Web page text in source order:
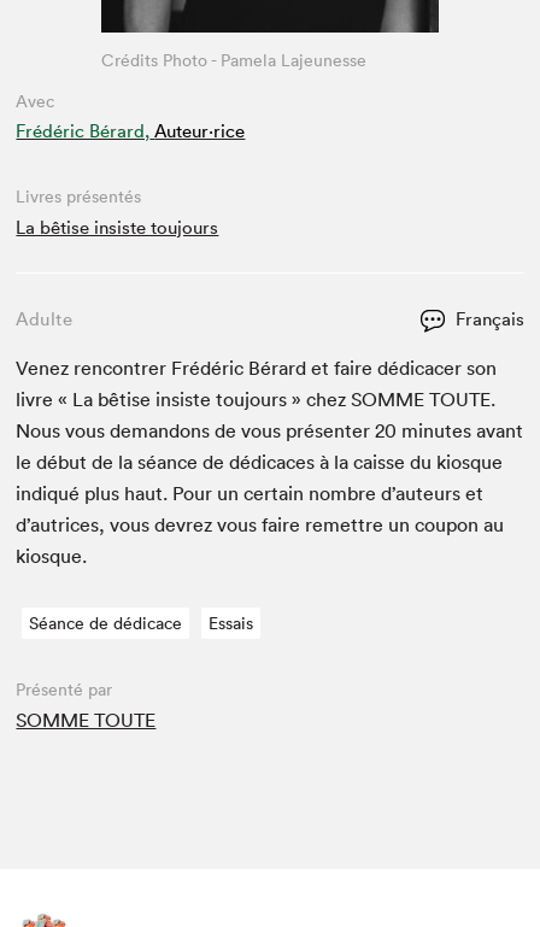
Avec
Frédéric Bérard, Auteur·rice
Crédits Photo - Pamela Lajeunesse
Livres présentés
La bêtise insiste toujours
Adulte Français
Venez ren­con­tr­er Frédéric Bérard et faire dédi­cac­er son
livre « La bêtise insiste tou­jours » chezSOMME TOUTE.
Nous vous deman­dons de vous présen­ter20 min­utes avant
le début de la séance de dédi­caces à la caisse du kiosque
indiqué plus haut. Pour un cer­tain nom­bre d’auteurs et
d’autrices, vous devrez vous faire remet­tre un coupon au
kiosque.
Séance de dédicace Essais
Présenté par
SOMME TOUTE